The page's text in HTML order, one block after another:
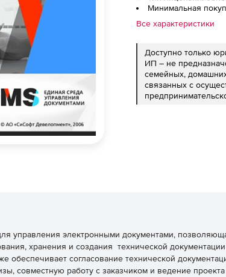
Минимальная
Все характеристики
Доступно только
ИП – не
семейных,
связанных с
управления электронными документами,
хранения и создания технической
обеспечивает согласование технической
совместную работу с заказчиком и ведение